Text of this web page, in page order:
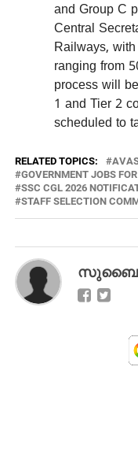
and Group C
Central
Railways,
ranging from
process will
1 and Tier 2
scheduled to
RELATED TOPICS:
GOVERNMENT JOBS
SSC CGL 2026
STAFF SELECTION
സുബൈര്‍